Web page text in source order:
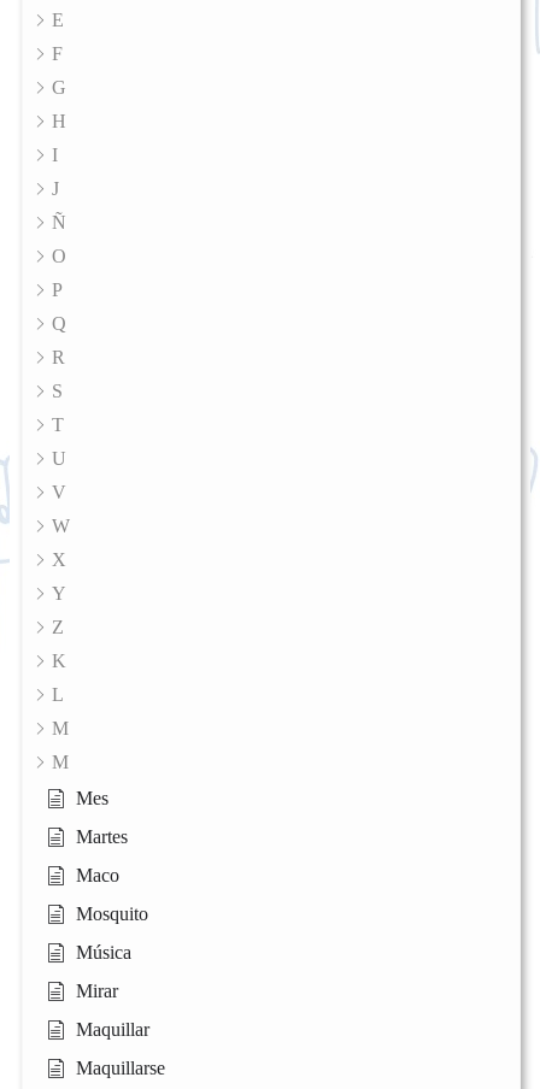
E
F
G
H
I
J
Ñ
O
P
Q
R
S
T
U
V
W
X
Y
Z
K
L
M
M
Mes
Martes
Maco
Mosquito
Música
Mirar
Maquillar
Maquillarse